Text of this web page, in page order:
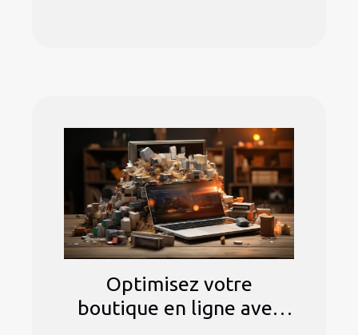
Optimisez votre
boutique en ligne avec